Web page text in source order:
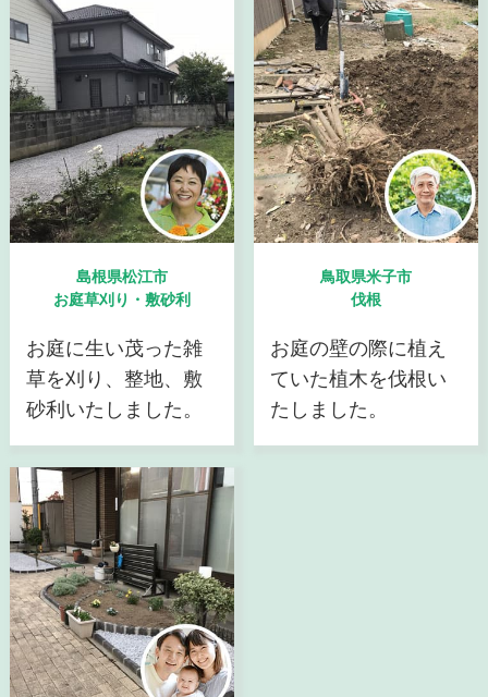
島根県松江市
お庭草刈り・敷砂利
お庭に生い茂った雑
草を刈り、整地、敷
砂利いたしました。
鳥取県米子市
伐根
お庭の壁の際に植え
ていた植木を伐根い
たしました。